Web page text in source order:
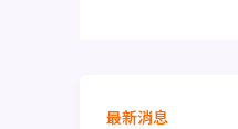
最新消息